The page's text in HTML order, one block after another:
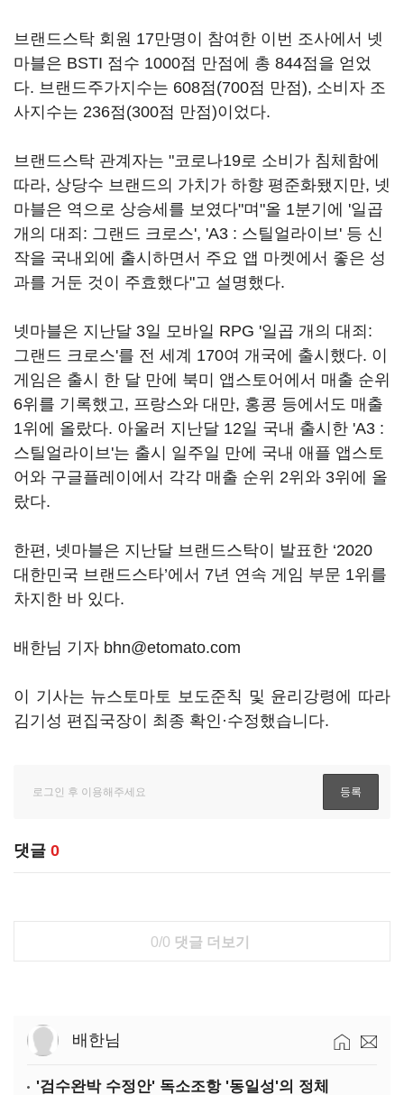
브랜드스탁 회원 17만명이 참여한 이번 조사에서 넷
마블은 BSTI 점수 1000점 만점에 총 844점을 얻었
다. 브랜드주가지수는 608점(700점 만점), 소비자 조
사지수는 236점(300점 만점)이었다.
브랜드스탁 관계자는 "코로나19로 소비가 침체함에
따라, 상당수 브랜드의 가치가 하향 평준화됐지만, 넷
마블은 역으로 상승세를 보였다"며"올 1분기에 '일곱
개의 대죄: 그랜드 크로스', 'A3 : 스틸얼라이브' 등 신
작을 국내외에 출시하면서 주요 앱 마켓에서 좋은 성
과를 거둔 것이 주효했다"고 설명했다.
넷마블은 지난달 3일 모바일 RPG '일곱 개의 대죄:
그랜드 크로스'를 전 세계 170여 개국에 출시했다. 이
게임은 출시 한 달 만에 북미 앱스토어에서 매출 순위
6위를 기록했고, 프랑스와 대만, 홍콩 등에서도 매출
1위에 올랐다. 아울러 지난달 12일 국내 출시한 'A3 :
스틸얼라이브'는 출시 일주일 만에 국내 애플 앱스토
어와 구글플레이에서 각각 매출 순위 2위와 3위에 올
랐다.
한편, 넷마블은 지난달 브랜드스탁이 발표한 ‘2020
대한민국 브랜드스타’에서 7년 연속 게임 부문 1위를
차지한 바 있다.
배한님 기자 bhn@etomato.com
이 기사는 뉴스토마토 보도준칙 및 윤리강령에 따라
김기성 편집국장이 최종 확인·수정했습니다.
댓글 0
0/0 댓글 더보기
배한님
'검수완박 수정안' 독소조항 '동일성'의 정체